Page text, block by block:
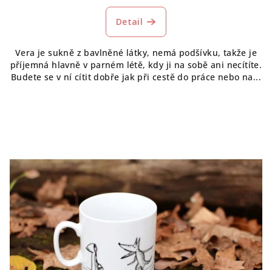
hodnocení
produktu
z
5
hvězdiček.
Detail
Vera je sukně z bavlněné látky, nemá podšívku, takže je
příjemná hlavně v parném létě, kdy ji na sobě ani necítíte.
Budete se v ní cítit dobře jak při cestě do práce nebo na...